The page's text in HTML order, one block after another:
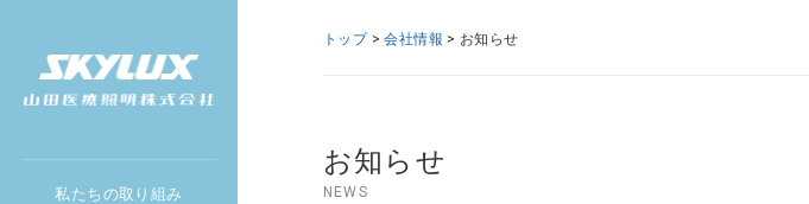
私たちの取り組み
トップ>会社情報 > お知らせ
お知らせ
NEWS